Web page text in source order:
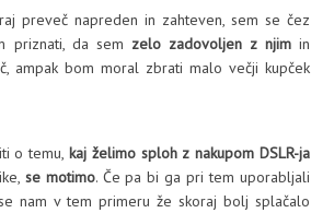
preveč napreden in zahteven, sem se čez
priznati, da sem zelo zadovoljen z njimin
ampak bom moral zbrati malo večji kupček
o temu, kaj želimo sploh z nakupom DSLR-ja
se motimo. Če pa bi ga pri tem uporabljali
nam v tem primeru že skoraj bolj splačalo